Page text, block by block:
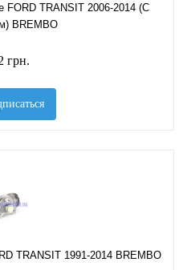
FORD TRANSIT 2006-2014 (С
BREMBO
грн.
TRANSIT 1991-2014 BREMBO